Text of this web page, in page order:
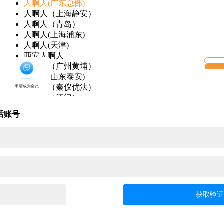
账号
人啊人(广东总部)
人啊人（上海静安）
人啊人（青岛）
人啊人(上海浦东)
人啊人(天津)
西安人啊人
人啊人（广州黄埔）
人啊人(山东泰安)
人啊人（秦仪优法）
人啊人（江门）
申请成为会员
布商机发布企业资
讯、智能名片企业